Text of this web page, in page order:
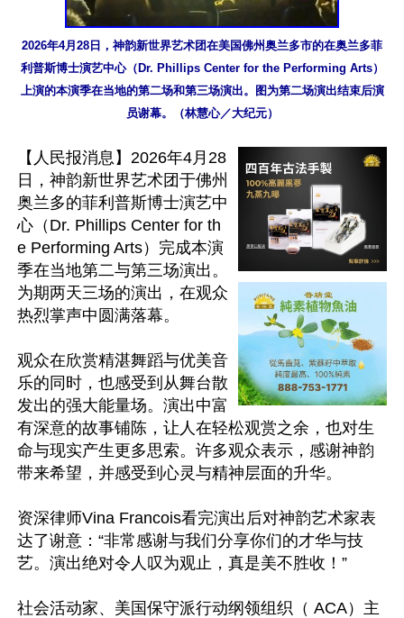
2026年4月28日，神韵新世界艺术团在美国佛州奥兰多市的在奥兰多菲
利普斯博士演艺中心（Dr. Phillips Center for the Performing Arts）
上演的本演季在当地的第二场和第三场演出。图为第二场演出结束后演
员谢幕。（林慧心／大纪元）
【人民报消息】2026年4月28
日，神韵新世界艺术团于佛州
奥兰多的菲利普斯博士演艺中
心（Dr. Phillips Center for th
e Performing Arts）完成本演
季在当地第二与第三场演出。
为期两天三场的演出，在观众
热烈掌声中圆满落幕。
观众在欣赏精湛舞蹈与优美音
乐的同时，也感受到从舞台散
发出的强大能量场。演出中富
有深意的故事铺陈，让人在轻松观赏之余，也对生
命与现实产生更多思索。许多观众表示，感谢神韵
带来希望，并感受到心灵与精神层面的升华。
资深律师Vina Francois看完演出后对神韵艺术家表
达了谢意：“非常感谢与我们分享你们的才华与技
艺。演出绝对令人叹为观止，真是美不胜收！”
社会活动家、美国保守派行动纲领组织（ ACA）主